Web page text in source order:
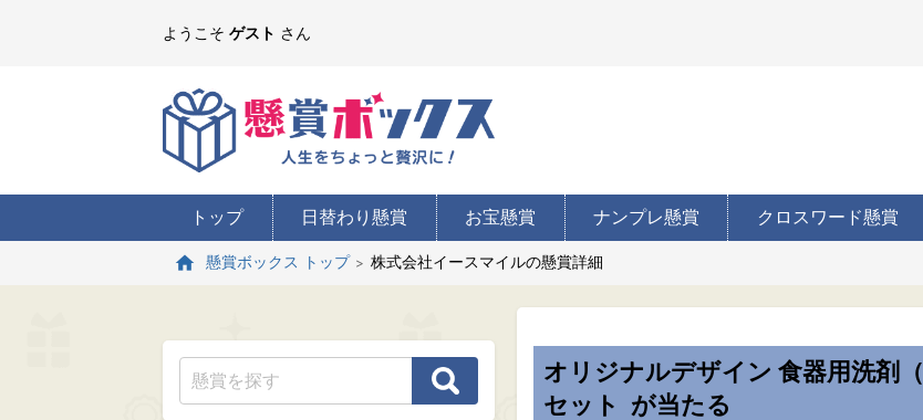
ようこそ ゲスト さん
トップ 日替わり懸賞 お宝懸賞 ナンプレ懸賞 クロスワード懸賞
懸賞ボックス トップ 株式会社イースマイルの懸賞詳細
オリジナルデザイン 食器用洗剤
セット
が当たる